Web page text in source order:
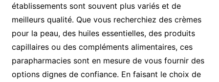
établissements sont souvent plus variés et de
meilleurs qualité. Que vous recherchiez des crèmes
pour la peau, des huiles essentielles, des produits
capillaires ou des compléments alimentaires, ces
parapharmacies sont en mesure de vous fournir des
options dignes de confiance. En faisant le choix de